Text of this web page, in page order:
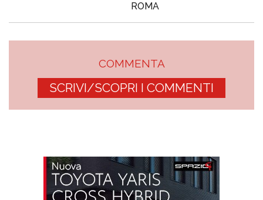
ROMA
COMMENTA
SCRIVI/SCOPRI I COMMENTI